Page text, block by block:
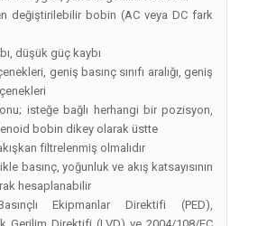
değiştirilebilir bobin (AC veya DC fark
düşük güç kaybı
geniş basınç sınıfı aralığı, geniş
isteğe bağlı herhangi bir pozisyon,
bobin dikey olarak üstte
filtrelenmiş olmalıdır
basınç, yoğunluk ve akış katsayısının
hesaplanabilir
Ekipmanlar Direktifi (PED),